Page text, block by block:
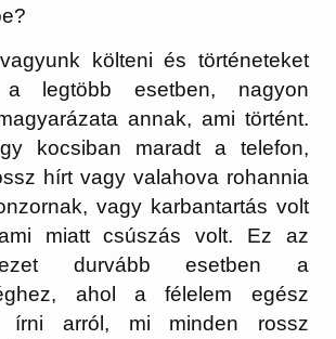
költeni és történeteket
legtöbb esetben, nagyon
annak, ami történt.
kocsiban maradt a telefon,
hírt vagy valahova rohannia
vagy karbantartás volt
miatt csúszás volt. Ez az
durvább esetben a
ahol a félelem egész
írni arról, mi minden rossz